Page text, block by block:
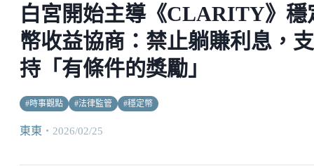
白宮開始主導《CLARITY》穩
幣收益協商：禁止躺賺利息，支
持「有條件的獎勵」
#時事觀點 #法律監管 #穩定幣
東東 ・ 2026/02/25